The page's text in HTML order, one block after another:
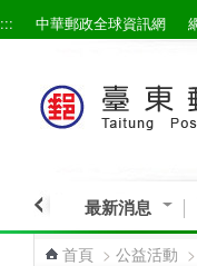
跳到主要內容區塊
::: 中華郵政全球資訊網
最新消息
首頁 > 公益活動 >